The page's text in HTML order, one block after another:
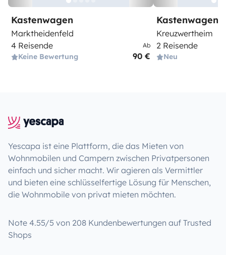
Kastenwagen
Marktheidenfeld
4 Reisende
Keine Bewertung
Ab
90 €
Kastenwagen
Kreuzwertheim
2 Reisende
Neu
Yescapa ist eine Plattform, die das Mieten von
Wohnmobilen und Campern zwischen Privatpersonen
einfach und sicher macht. Wir agieren als Vermittler
und bieten eine schlüsselfertige Lösung für Menschen,
die Wohnmobile von privat mieten möchten.
Note 4.55/5 von 208 Kundenbewertungen auf Trusted
Shops